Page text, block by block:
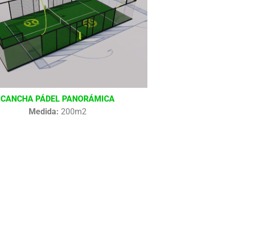
CANCHA PÁDEL PANORÁMICA
Medida: 200m2